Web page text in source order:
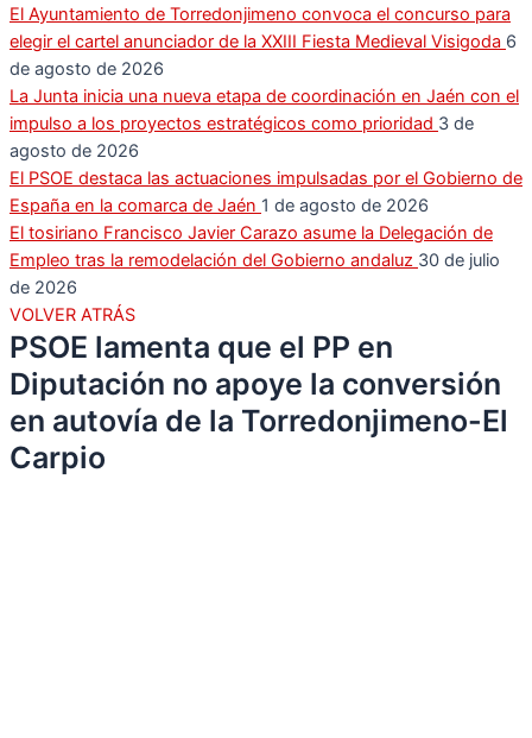
El Ayuntamiento de Torredonjimeno convoca el concurso para
elegir el cartel anunciador de la XXIII Fiesta Medieval Visigoda 6
de agosto de 2026
La Junta inicia una nueva etapa de coordinación en Jaén con el
impulso a los proyectos estratégicos como prioridad 3 de
agosto de 2026
El PSOE destaca las actuaciones impulsadas por el Gobierno de
España en la comarca de Jaén 1 de agosto de 2026
El tosiriano Francisco Javier Carazo asume la Delegación de
Empleo tras la remodelación del Gobierno andaluz 30 de julio
de 2026
VOLVER ATRÁS
PSOE lamenta que el PP en
Diputación no apoye la conversión
en autovía de la Torredonjimeno-El
Carpio